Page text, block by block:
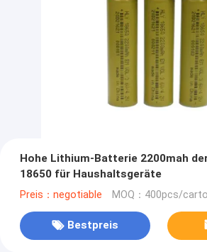
Hohe Lithium-Batterie 2200mah
18650 für Haushaltsgeräte
Preis：negotiable MOQ：400pcs/
Bestpreis